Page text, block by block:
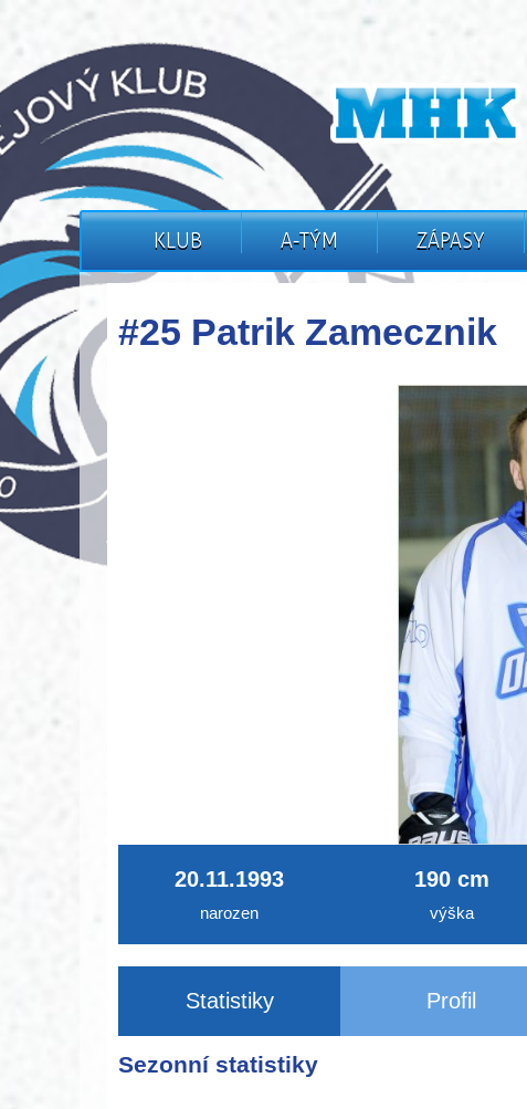
KLUB A-TÝM ZÁPASY
#25 Patrik Zamecznik
20.11.1993
narozen
190 cm
výška
Statistiky Profil
Sezonní statistiky